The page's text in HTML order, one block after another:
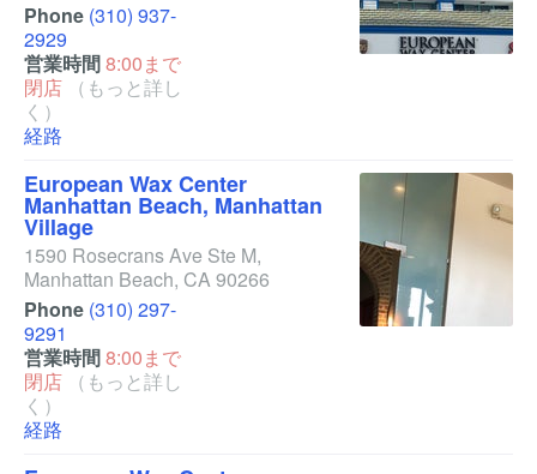
Phone (310) 937-
2929
営業時間8:00まで
閉店
（もっと詳し
く）
経路
European Wax Center
Manhattan Beach, Manhattan
Village
1590 Rosecrans Ave Ste M,
Manhattan Beach, CA90266
Phone (310) 297-
9291
営業時間8:00まで
閉店
（もっと詳し
く）
経路